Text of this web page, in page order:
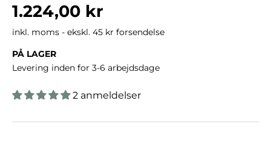
Normalpris
1.224,00 kr
inkl. moms - ekskl. 45 kr forsendelse
PÅ LAGER
Levering inden for 3-6 arbejdsdage
2 anmeldelser